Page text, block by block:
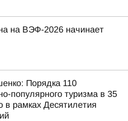
на ВЭФ-2026 начинает
Порядка 110
популярного туризма в 35
в рамках Десятилетия